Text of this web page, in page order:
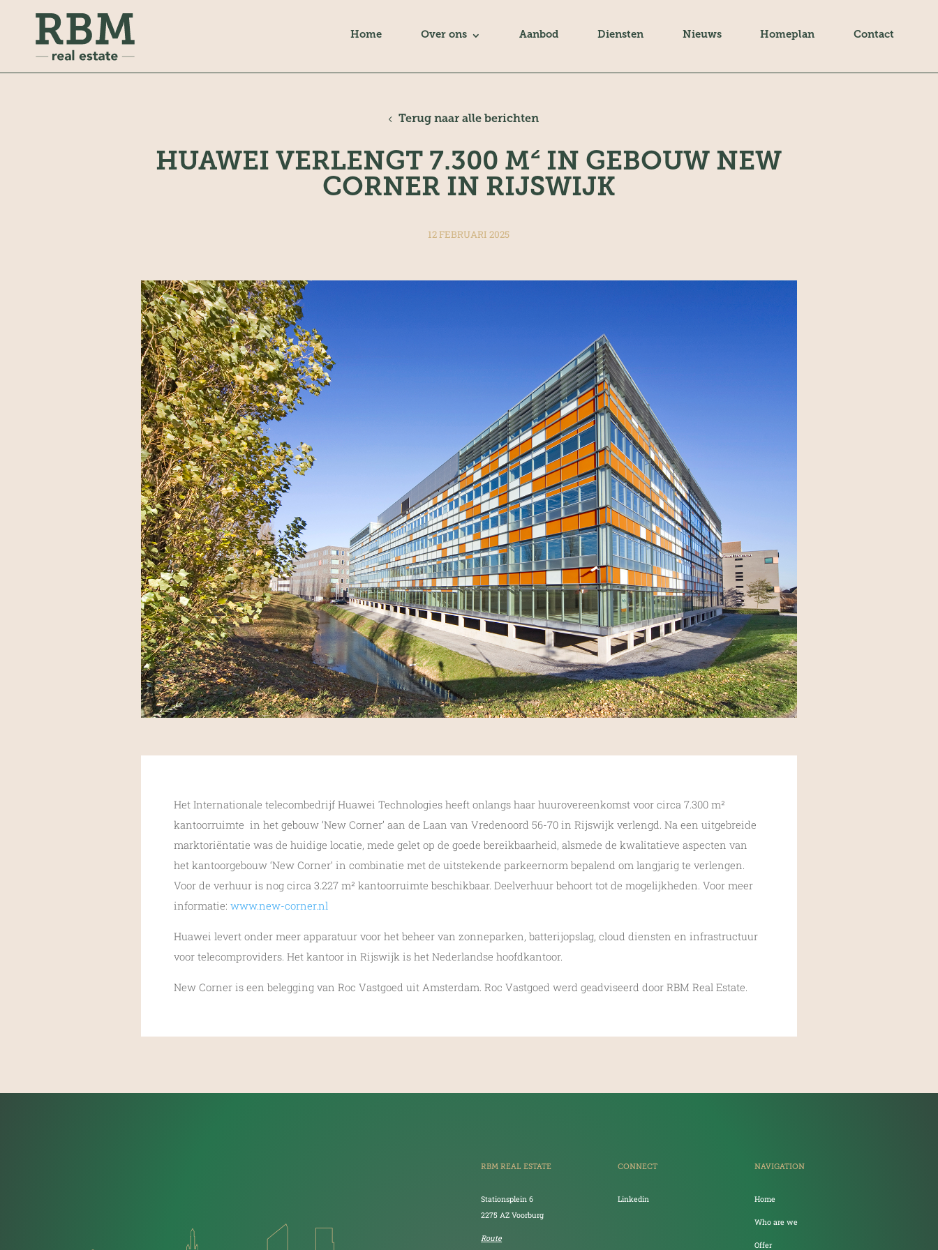
Home Over ons Aanbod Diensten Nieuws Homeplan Contact
Terug naar alle berichten
HUAWEI VERLENGT 7.300 M² IN GEBOUW NEW
CORNER IN RIJSWIJK
12 FEBRUARI 2025
Het Internationale telecombedrijf Huawei Technologies heeft onlangs haar huurovereenkomst voor circa 7.300 m²
kantoorruimte in het gebouw ‘New Corner’ aan de Laan van Vredenoord 56-70 in Rijswijk verlengd. Na een uitgebreide
marktoriëntatie was de huidige locatie, mede gelet op de goede bereikbaarheid, alsmede de kwalitatieve aspecten van
het kantoorgebouw ‘New Corner’ in combinatie met de uitstekende parkeernorm bepalend om langjarig te verlengen.
Voor de verhuur is nog circa 3.227 m² kantoorruimte beschikbaar. Deelverhuur behoort tot de mogelijkheden. Voor meer
informatie: www.new-corner.nl
Huawei levert onder meer apparatuur voor het beheer van zonneparken, batterijopslag, cloud diensten en infrastructuur
voor telecomproviders. Het kantoor in Rijswijk is het Nederlandse hoofdkantoor.
New Corner is een belegging van Roc Vastgoed uit Amsterdam. Roc Vastgoed werd geadviseerd door RBM Real Estate.
RBM REAL ESTATE
Stationsplein 6
2275 AZ Voorburg
Route
CONNECT
Linkedin
NAVIGATION
Home
Who are we
Offer